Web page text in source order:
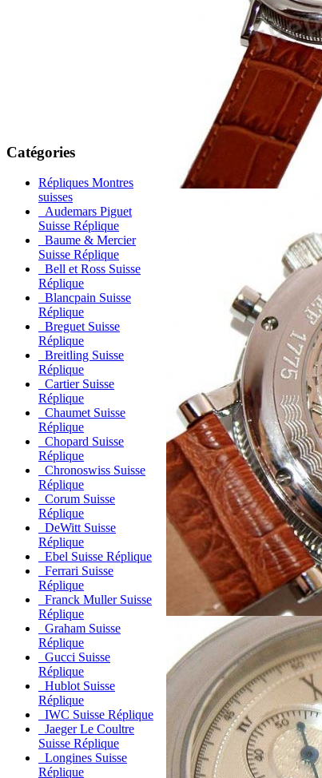
Catégories
Répliques Montres
suisses
Audemars Piguet
Suisse Réplique
Baume & Mercier
Suisse Réplique
Bell et Ross Suisse
Réplique
Blancpain Suisse
Réplique
Breguet Suisse
Réplique
Breitling Suisse
Réplique
Cartier Suisse
Réplique
Chaumet Suisse
Réplique
Chopard Suisse
Réplique
Chronoswiss Suisse
Réplique
Corum Suisse
Réplique
DeWitt Suisse
Réplique
Ebel Suisse Réplique
Ferrari Suisse
Réplique
Franck Muller Suisse
Réplique
Graham Suisse
Réplique
Gucci Suisse
Réplique
Hublot Suisse
Réplique
IWC Suisse Réplique
Jaeger Le Coultre
Suisse Réplique
Longines Suisse
Réplique